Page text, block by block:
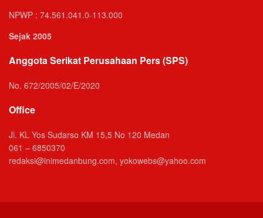
NPWP : 74.561.041.0-113.000
Sejak 2005
Anggota Serikat Perusahaan Pers (SPS)
No. 672/2005/02/E/2020
Office
Jl. KL Yos Sudarso KM 15,5 No 120 Medan
061 – 6850370
redaksi@inimedanbung.com, yokowebs@yahoo.com